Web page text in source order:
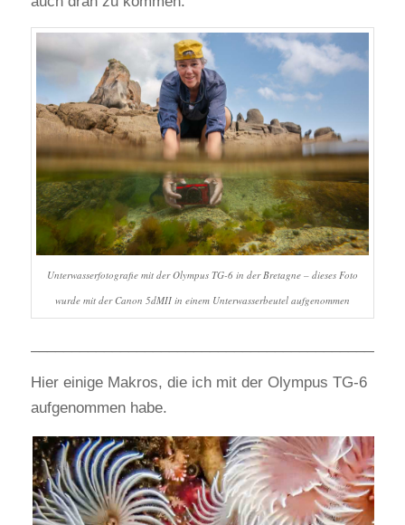
Unterwasserfotografie mit der Olympus TG-6 in der Bretagne – dieses Foto
wurde mit der Canon 5dMII in einem Unterwasserbeutel aufgenommen
Hier einige Makros, die ich mit der Olympus TG-6
aufgenommen habe.